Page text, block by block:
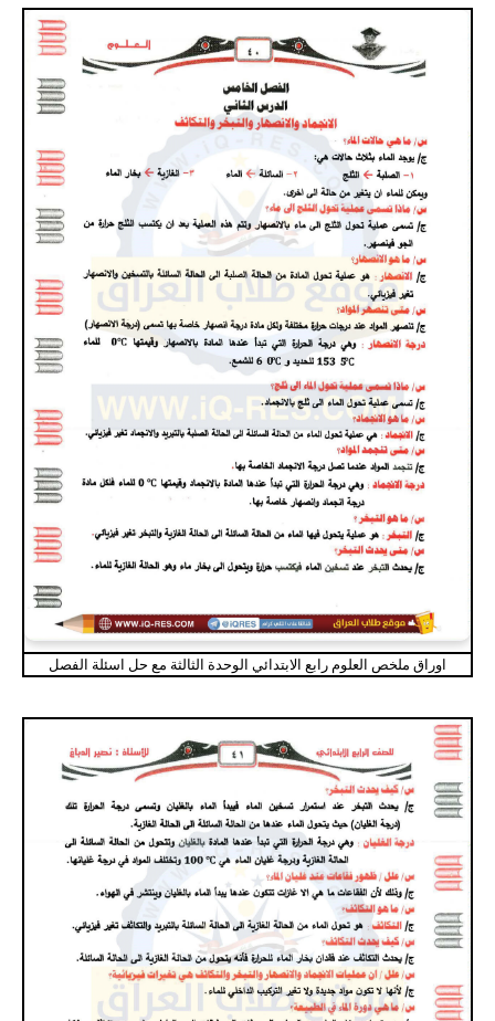
اوراق ملخص العلوم رابع الابتدائي الوحدة الثالثة مع حل اسئلة الفصل